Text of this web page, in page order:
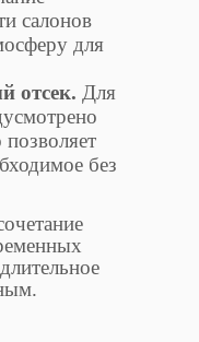
салонов
для
отсек. Для
без